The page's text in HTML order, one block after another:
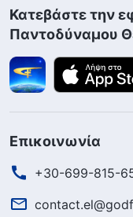
Κατεβάστε την
Παντοδύναμου
Επικοινωνία
+30-699-815-